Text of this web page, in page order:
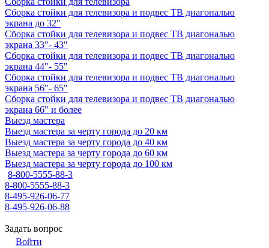
Сборка стойки для телевизора и подвес ТВ диагональю
экрана до 32"
Сборка стойки для телевизора и подвес ТВ диагональю
экрана 33"- 43"
Сборка стойки для телевизора и подвес ТВ диагональю
экрана 44"- 55"
Сборка стойки для телевизора и подвес ТВ диагональю
экрана 56"- 65"
Сборка стойки для телевизора и подвес ТВ диагональю
экрана 66" и более
Выезд мастера
Выезд мастера за черту города до 20 км
Выезд мастера за черту города до 40 км
Выезд мастера за черту города до 60 км
Выезд мастера за черту города до 100 км
8-800-5555-88-3
8-800-5555-88-3
8-495-926-06-77
8-495-926-06-88
Задать вопрос
Войти